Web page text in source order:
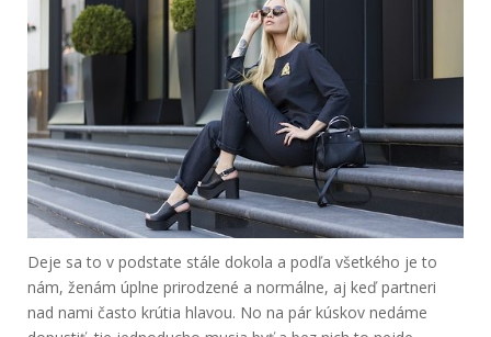
Deje sa to v podstate stále dokola a podľa všetkého je to
nám, ženám úplne prirodzené a normálne, aj keď partneri
nad nami často krútia hlavou. No na pár kúskov nedáme